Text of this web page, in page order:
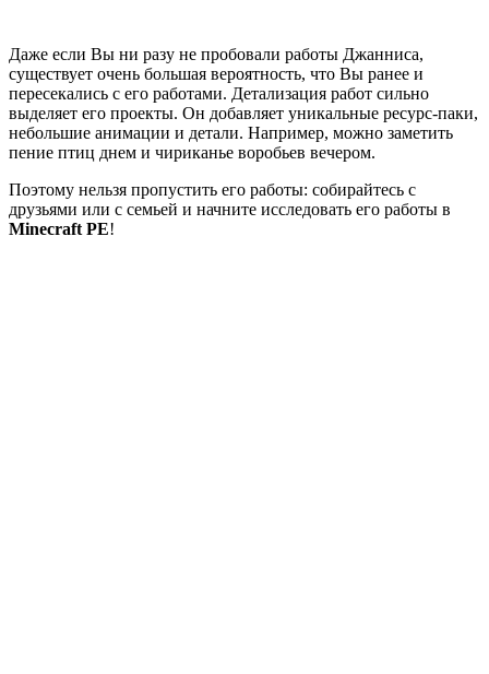
Даже если Вы ни разу не пробовали работы Джанниса,
существует очень большая вероятность, что Вы ранее и
пересекались с его работами. Детализация работ сильно
выделяет его проекты. Он добавляет уникальные ресурс-паки,
небольшие анимации и детали. Например, можно заметить
пение птиц днем и чириканье воробьев вечером.
Поэтому нельзя пропустить его работы: собирайтесь с
друзьями или с семьей и начните исследовать его работы в
Minecraft PE!